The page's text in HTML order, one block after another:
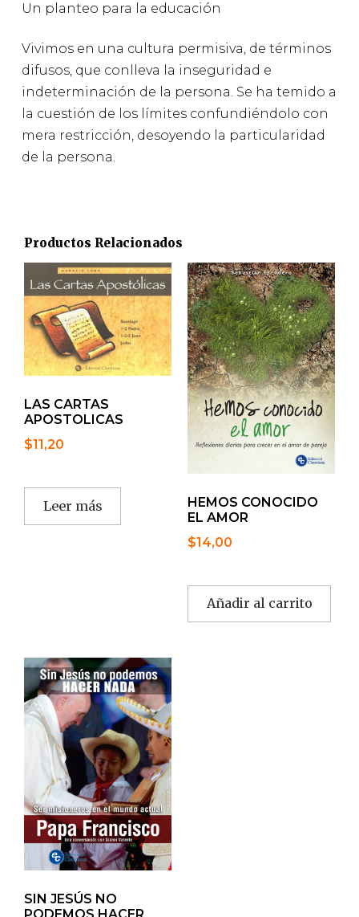
Un planteo para la educación
Vivimos en una cultura permisiva, de términos
difusos, que conlleva la inseguridad e
indeterminación de la persona. Se ha temido a
la cuestión de los límites confundiéndolo con
mera restricción, desoyendo la particularidad
de la persona.
Productos Relacionados
LAS CARTAS
APOSTOLICAS
$11,20
Leer más
HEMOS CONOCIDO
EL AMOR
$14,00
Añadir al carrito
SIN JESÚS NO